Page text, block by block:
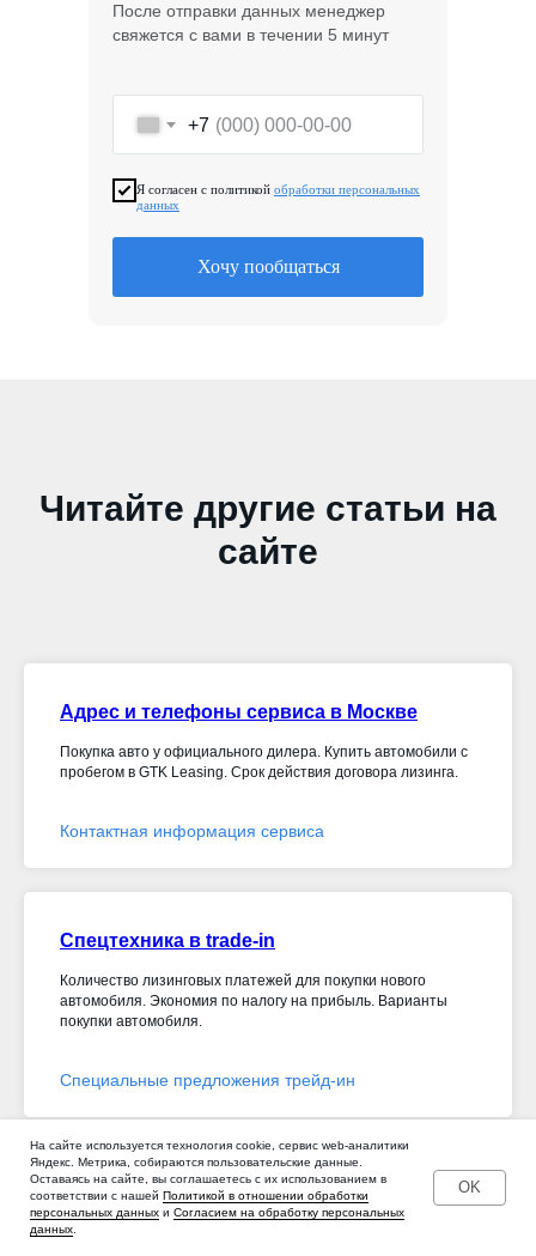
+7
Я согласен с политикой обработки персональных
данных
Хочу пообщаться
После отправки данных менеджер
свяжется с вами в течении 5 минут
Читайте другие статьи на
сайте
Адрес и телефоны сервиса в Москве
Покупка авто у официального дилера. Купить автомобили с
пробегом в GTK Leasing. Срок действия договора лизинга.
Контактная информация сервиса
Спецтехника в trade-in
Количество лизинговых платежей для покупки нового
автомобиля. Экономия по налогу на прибыль. Варианты
покупки автомобиля.
Специальные предложения трейд-ин
Условия лизинга легковых автомобилей
Купить Lexus - купить транспортное средство в лизинг для
На сайте используется технология cookie, сервис web-аналитики
Яндекс. Метрика, собираются пользовательские данные.
Оставаясь на сайте, вы соглашаетесь с их использованием в
соответствии с нашей Политикой в отношении обработки
персональных данных и Согласием на обработку персональных
данных
OK